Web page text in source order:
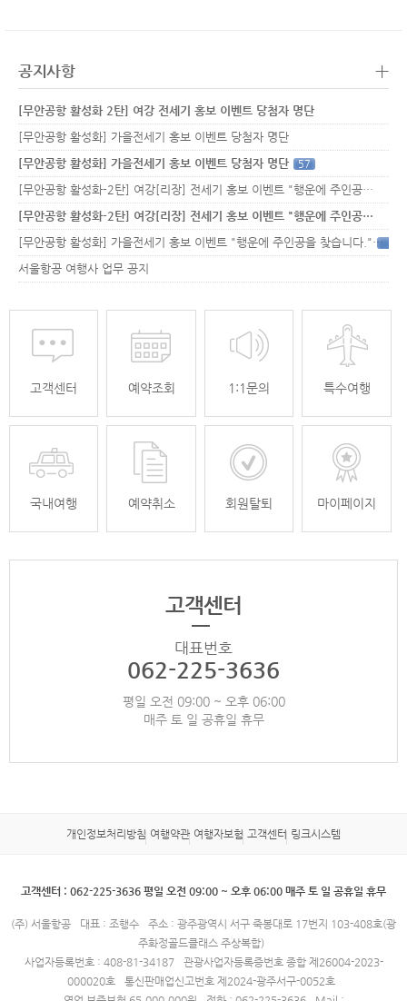
공지사항 +
[무안공항 활성화 2탄] 여강 전세기 홍보 이벤트 당첨자 명단
[무안공항 활성화] 가을전세기 홍보 이벤트 당첨자 명단
[무안공항 활성화] 가을전세기 홍보 이벤트 당첨자 명단
57
[무안공항 활성화-2탄] 여강[리장] 전세기 홍보 이벤트 "행운에 주인공…
[무안공항 활성화-2탄] 여강[리장] 전세기 홍보 이벤트 "행운에 주인공…
[무안공항 활성화] 가을전세기 홍보 이벤트 "행운에 주인공을 찾습니다."33
서울항공 여행사 업무 공지
고객센터 예약조회 1:1문의 특수여행
국내여행 예약취소 회원탈퇴 마이페이지
고객센터
대표번호
062-225-3636
평일 오전 09:00 ~ 오후 06:00
매주 토 일 공휴일 휴무
개인정보처리방침 여행약관 여행자보험 고객센터 링크시스템
고객센터 : 062-225-3636 평일 오전 09:00 ~ 오후 06:00 매주 토 일 공휴일 휴무
(주) 서울항공 대표 : 조행수
주소 : 광주광역시 서구 죽봉대로 17번지 103-408호(광
주화정골드클래스 주상복합)
사업자등록번호 : 408-81-34187
관광사업자등록증번호 종합 제26004-2023-
000020호
통신판매업신고번호 제2024-광주서구-0052호